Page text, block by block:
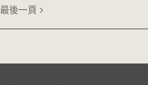
最後一頁